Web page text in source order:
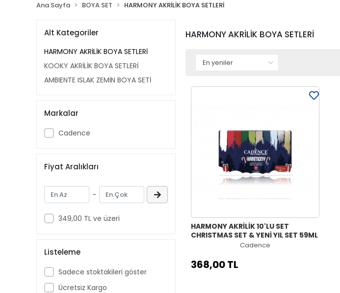
Ana Sayfa BOYA SET HARMONY AKRİLİK BOYA SETLERİ
Alt Kategoriler
HARMONY AKRİLİK BOYA SETLERİ
KOOKY AKRİLİK BOYA SETLERİ
AMBIENTE ISLAK ZEMİN BOYA SETİ
Markalar
Cadence
Fiyat Aralıkları
-
349,00 TL ve üzeri
Listeleme
Sadece stoktakileri göster
Ücretsiz Kargo
HARMONY AKRİLİK BOYA SETLERİ
HARMONY AKRİLİK 10'LU SET
CHRISTMAS SET & YENİ YIL SET 59ML
Cadence
368,00 TL